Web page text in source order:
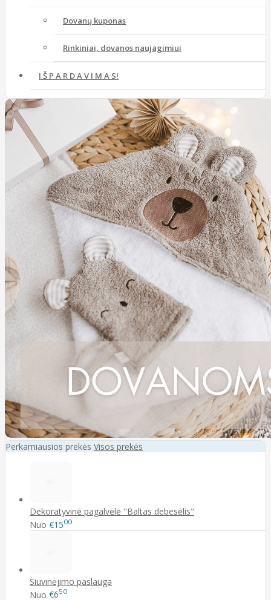
Dovanų kuponas
Rinkiniai, dovanos naujagimiui
I Š P A R D A V I M A S!
Perkamiausios prekės Visos prekės
Dekoratyvinė pagalvėlė "Baltas debesėlis"
Nuo €1500
Siuvinėjimo paslauga
Nuo €650